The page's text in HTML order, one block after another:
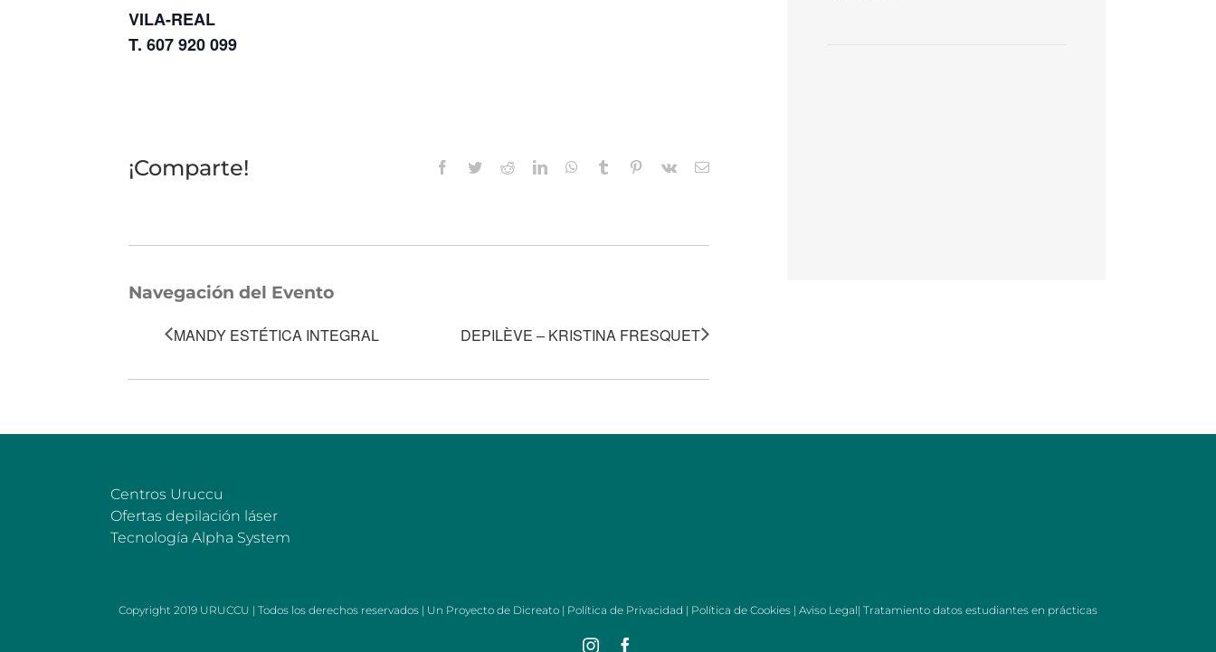
VILA-REAL
T. 607 920 099
¡Comparte! Facebook
TwitterRedditLinkedInWhatsApp
Tumblr Pinterest
Vk
Correo
Navegación del Evento
MANDY ESTÉTICA INTEGRAL DEPILÈVE – KRISTINA FRESQUET
Centros Uruccu
Ofertas depilación láser
Tecnología Alpha System
Copyright 2019 URUCCU | Todos los derechos reservados | Un Proyecto de Dicreato | Política de Privacidad | Política de Cookies | Aviso Legal| Tratamiento datos estudiantes en prácticas
Instagram